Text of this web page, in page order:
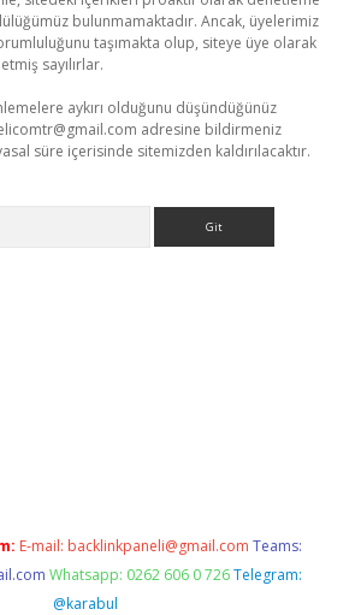
bulunmamaktadır. Ancak, üyelerimiz
taşımakta olup, siteye üye olarak
sayılırlar.
aykırı olduğunu düşündüğünüz
adresine bildirmeniz
süre içerisinde sitemizden kaldırılacaktır.
E-mail: backlinkpaneli@gmail.com Teams:
Whatsapp: 0262 606 0 726 Telegram:
@karabul